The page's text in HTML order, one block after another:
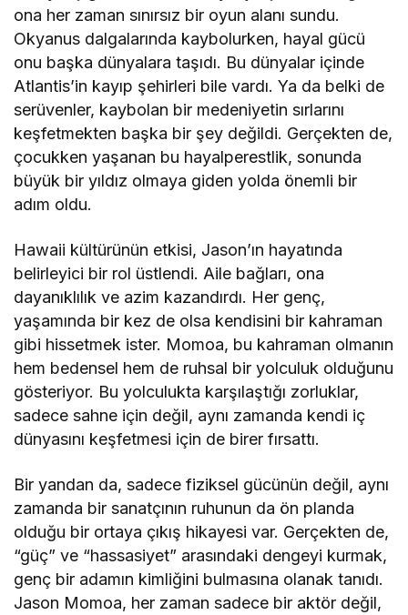
ona her zaman sınırsız bir oyun alanı sundu.
Okyanus dalgalarında kaybolurken, hayal gücü
onu başka dünyalara taşıdı. Bu dünyalar içinde
Atlantis’in kayıp şehirleri bile vardı. Ya da belki de
serüvenler, kaybolan bir medeniyetin sırlarını
keşfetmekten başka bir şey değildi. Gerçekten de,
çocukken yaşanan bu hayalperestlik, sonunda
büyük bir yıldız olmaya giden yolda önemli bir
adım oldu.
Hawaii kültürünün etkisi, Jason’ın hayatında
belirleyici bir rol üstlendi. Aile bağları, ona
dayanıklılık ve azim kazandırdı. Her genç,
yaşamında bir kez de olsa kendisini bir kahraman
gibi hissetmek ister. Momoa, bu kahraman olmanın
hem bedensel hem de ruhsal bir yolculuk olduğunu
gösteriyor. Bu yolculukta karşılaştığı zorluklar,
sadece sahne için değil, aynı zamanda kendi iç
dünyasını keşfetmesi için de birer fırsattı.
Bir yandan da, sadece fiziksel gücünün değil, aynı
zamanda bir sanatçının ruhunun da ön planda
olduğu bir ortaya çıkış hikayesi var. Gerçekten de,
“güç” ve “hassasiyet” arasındaki dengeyi kurmak,
genç bir adamın kimliğini bulmasına olanak tanıdı.
Jason Momoa, her zaman sadece bir aktör değil,